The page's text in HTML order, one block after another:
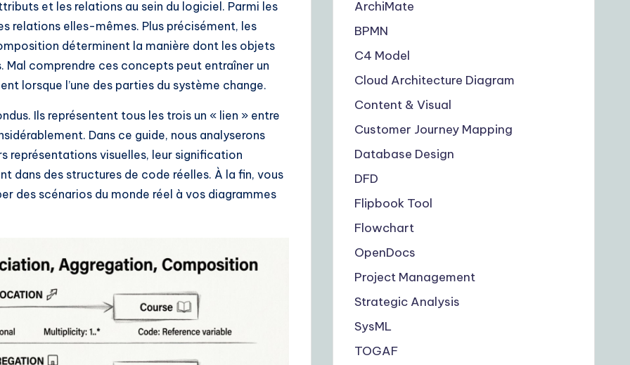
et les relations au sein du logiciel. Parmi les
relations elles-mêmes. Plus précisément, les
déterminent la manière dont les objets
Mal comprendre ces concepts peut entraîner un
lorsque l’une des parties du système change.
Ils représentent tous les trois un « lien » entre
Dans ce guide, nous analyserons
représentations visuelles, leur signification
dans des structures de code réelles. À la fin, vous
des scénarios du monde réel à vos diagrammes
ArchiMate
BPMN
C4 Model
Cloud Architecture Diagram
Content & Visual
Customer Journey Mapping
Database Design
DFD
Flipbook Tool
Flowchart
OpenDocs
Project Management
Strategic Analysis
SysML
TOGAF